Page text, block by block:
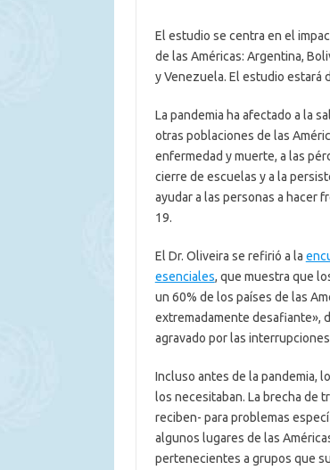
El estudio se centra en el
de las Américas: Argentina,
y Venezuela. El estudio estará
La pandemia ha afectado a la
otras poblaciones de las
enfermedad y muerte, a las
cierre de escuelas y a la
ayudar a las personas a hacer
19.
El Dr. Oliveira se refirió a la
esenciales, que muestra que
un 60% de los países de las
extremadamente desafiante»,
agravado por las
Incluso antes de la pandemia,
los necesitaban. La brecha de
reciben- para problemas
algunos lugares de las
pertenecientes a grupos que